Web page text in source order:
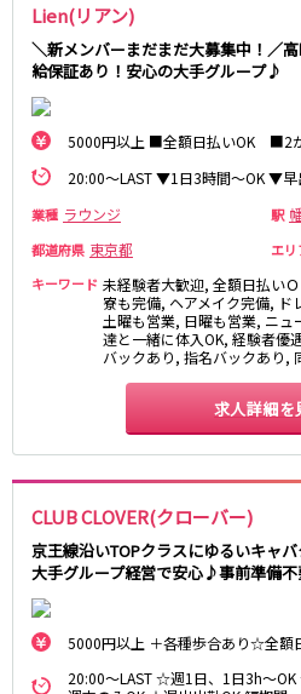
Lien(リアン)
＼新メンバーまだまだ大募集中！／
給保証あり！安心の大手グループ♪
5000円以上 ■全額日払いOK ■2
20:00～LAST ▼1日3時間～OK ▼
業種 ラウンジ 駅
都道府県 東京都 エリ
キーワード 未経験者大歓迎, 全額日払い
寮も完備, ヘアメイク完備, ド
土曜も営業, 日曜も営業, ニ
達と一緒に体入OK, 経験者優
バックあり, 指名バックあり,
求人詳細を
CLUB CLOVER(クローバー)
京王線沿いTOPクラスにゆるいキャ
大手グループ経営で安心♪事前準備不
5000円以上 ＋各種歩合あり☆全額
20:00～LAST ☆週1日、1日3h～
五反田
ひばりヶ丘・久米川
神田
渋谷
北千住
六本木
品川・
赤坂
小岩
自由が丘・学芸大学
三軒
駒込・日暮里
成増・
荻窪・阿佐ヶ谷
浅草・
下北沢・経堂
大塚・
拝島・
綾瀬・竹ノ塚・西新井
調布
明大前・烏山
四谷・
菊川・瑞江
高田馬
大泉
神奈川県
都営大江戸線
上野御徒町駅
六本木駅
東新宿駅
両国駅
東中野駅
飯田橋
麻布十番駅
森下駅
JR中央・総武線
千葉駅
錦糸町
新宿駅
吉祥寺
秋葉原
本八幡
西船橋駅
津田沼
亀戸駅
小岩駅
高円寺駅
荻窪駅
市川駅
阿佐ヶ
三鷹駅
新小岩
両国駅
西荻窪
浅草橋駅
水道橋